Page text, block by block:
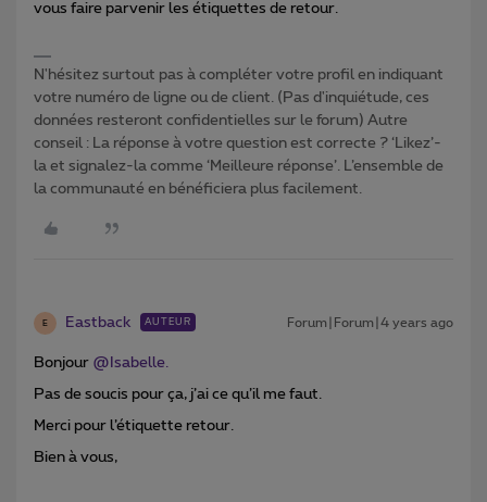
vous faire parvenir les étiquettes de retour.
N'hésitez surtout pas à compléter votre profil en indiquant
votre numéro de ligne ou de client. (Pas d'inquiétude, ces
données resteront confidentielles sur le forum) Autre
conseil : La réponse à votre question est correcte ? ‘Likez’-
la et signalez-la comme ‘Meilleure réponse’. L’ensemble de
la communauté en bénéficiera plus facilement.
E Eastback AUTEUR Forum|Forum|4 years ago
Bonjour @Isabelle.
Pas de soucis pour ça, j’ai ce qu’il me faut.
Merci pour l’étiquette retour.
Bien à vous,